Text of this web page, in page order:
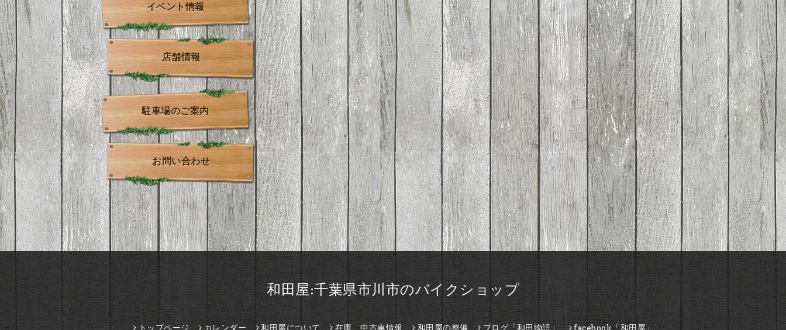
イベント情報
店舗情報
駐車場のご案内
お問い合わせ
和田屋:千葉県市川市のバイクショップ
トップページ カレンダー 和田屋について 在庫、中古車情報 和田屋の整備 ブログ「和田物語」 facebook「和田屋」